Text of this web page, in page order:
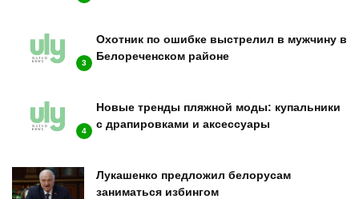
3
Охотник по ошибке выстрелил в мужчину в
Белореченском районе
4
Новые тренды пляжной моды: купальники
с драпировками и аксессуары
Лукашенко предложил белорусам
заниматься избингом